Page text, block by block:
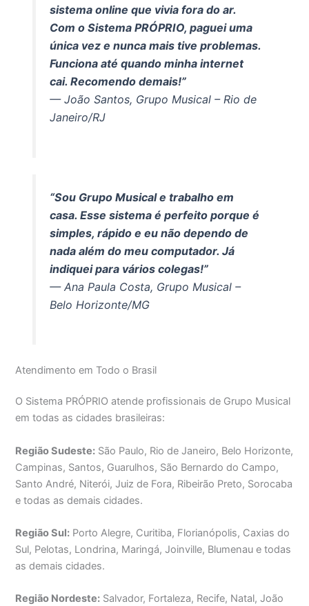
sistema online que vivia fora do ar.
Com o Sistema PRÓPRIO, paguei uma
única vez e nunca mais tive problemas.
Funciona até quando minha internet
cai. Recomendo demais!”
— João Santos, Grupo Musical – Rio de
Janeiro/RJ
“Sou Grupo Musical e trabalho em
casa. Esse sistema é perfeito porque é
simples, rápido e eu não dependo de
nada além do meu computador. Já
indiquei para vários colegas!”
— Ana Paula Costa, Grupo Musical –
Belo Horizonte/MG
Atendimento em Todo o Brasil
O Sistema PRÓPRIO atende profissionais de Grupo Musical
em todas as cidades brasileiras:
Região Sudeste: São Paulo, Rio de Janeiro, Belo Horizonte,
Campinas, Santos, Guarulhos, São Bernardo do Campo,
Santo André, Niterói, Juiz de Fora, Ribeirão Preto, Sorocaba
e todas as demais cidades.
Região Sul: Porto Alegre, Curitiba, Florianópolis, Caxias do
Sul, Pelotas, Londrina, Maringá, Joinville, Blumenau e todas
as demais cidades.
Região Nordeste: Salvador, Fortaleza, Recife, Natal, João